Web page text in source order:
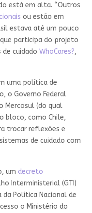
está em alta. “Outros
ou estão em
estava até um pouco
participa do projeto
cuidado WhoCares?,
uma política de
o Governo Federal
Mercosul (do qual
bloco, como Chile,
trocar reflexões e
de cuidado com
um decreto
Interministerial (GTI)
Política Nacional de
o Ministério do